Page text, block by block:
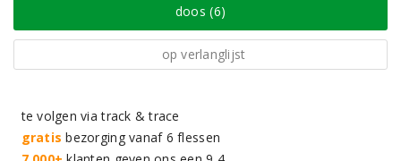
doos (6)
op verlanglijst
te volgen via track & trace
gratis bezorging vanaf 6 flessen